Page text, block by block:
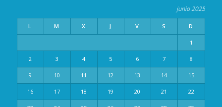
junio 2025
L M X J V S D
1
2 3 4 5 6 7 8
9 10 11 12 13 14 15
16 17 18 19 20 21 22